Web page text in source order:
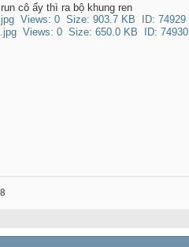
cô ấy thì ra bộ khung ren